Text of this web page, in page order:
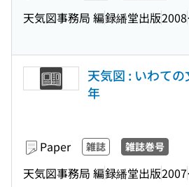
天気図事務局 編録繙堂出版2008
天気図 : いわて
年
Paper 雑誌 雑誌巻号
天気図事務局 編録繙堂出版2007